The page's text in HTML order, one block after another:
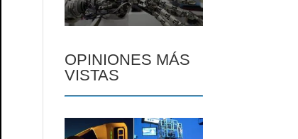
OPINIONES MÁS
VISTAS